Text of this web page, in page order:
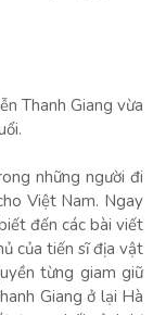
Thanh Giang vừa
những người đi
Việt Nam. Ngay
đến các bài viết
của tiến sĩ địa vật
từng giam giữ
Giang ở lại Hà